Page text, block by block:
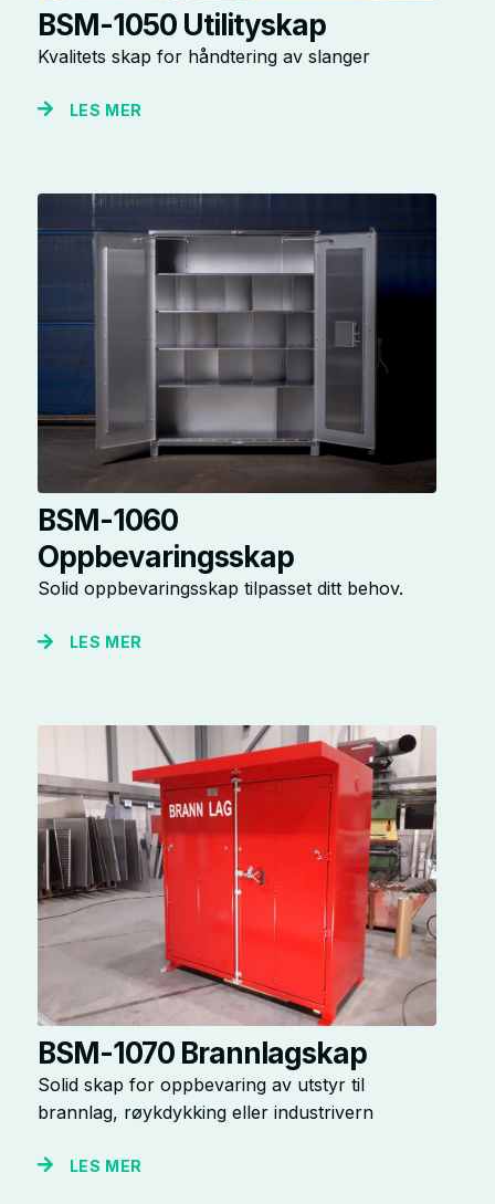
BSM-1050 Utilityskap
Kvalitets skap for håndtering av slanger
LES MER
BSM-1060
Oppbevaringsskap
Solid oppbevaringsskap tilpasset ditt behov.
LES MER
BSM-1070 Brannlagskap
Solid skap for oppbevaring av utstyr til
brannlag, røykdykking eller industrivern
LES MER